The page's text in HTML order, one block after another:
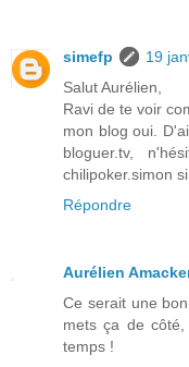
simefp
19
Salut Aurélien,
Ravi de te voir
mon blog oui.
bloguer.tv,
chilipoker.simon
Répondre
Aurélien
Ce serait une
mets ça de
temps !